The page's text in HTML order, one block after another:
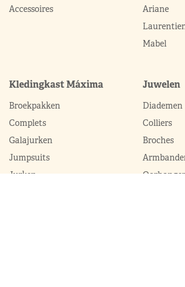
Accessoires
Ariane
Mabel
Kledingkast Máxima
Broekpakken
Complets
Galajurken
Jumpsuits
Jurken
Juwelen
Diademen
Colliers
Broches